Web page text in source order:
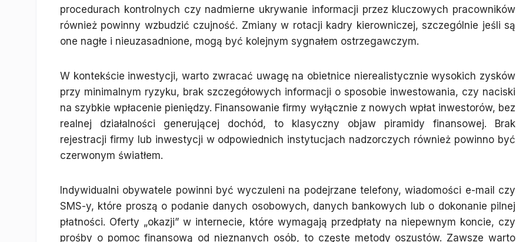
procedurach kontrolnych czy nadmierne ukrywanie informacji przez kluczowych pracowników
również powinny wzbudzić czujność. Zmiany w rotacji kadry kierowniczej, szczególnie jeśli są
one nagłe i nieuzasadnione, mogą być kolejnym sygnałem ostrzegawczym.
W kontekście inwestycji, warto zwracać uwagę na obietnice nierealistycznie wysokich zysków
przy minimalnym ryzyku, brak szczegółowych informacji o sposobie inwestowania, czy naciski
na szybkie wpłacenie pieniędzy. Finansowanie firmy wyłącznie z nowych wpłat inwestorów, bez
realnej działalności generującej dochód, to klasyczny objaw piramidy finansowej. Brak
rejestracji firmy lub inwestycji w odpowiednich instytucjach nadzorczych również powinno być
czerwonym światłem.
Indywidualni obywatele powinni być wyczuleni na podejrzane telefony, wiadomości e-mail czy
SMS-y, które proszą o podanie danych osobowych, danych bankowych lub o dokonanie pilnej
płatności. Oferty „okazji” w internecie, które wymagają przedpłaty na niepewnym koncie, czy
prośby o pomoc finansową od nieznanych osób, to częste metody oszustów. Zawsze warto